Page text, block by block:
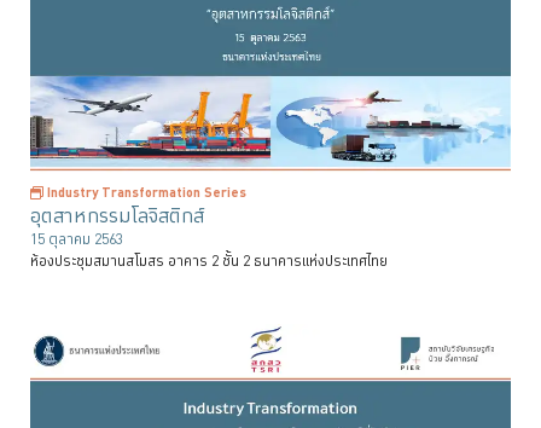
Industry Transformation Series
อุตสาหกรรมโลจิสติกส์
15 ตุลาคม 2563
ห้องประชุมสมานสโมสร อาคาร 2 ชั้น 2 ธนาคารแห่งประเทศไทย